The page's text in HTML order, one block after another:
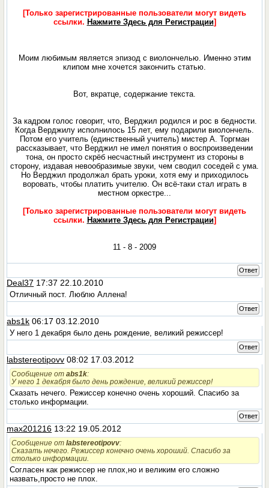
[Только зарегистрированные пользователи могут видеть
ссылки. Нажмите Здесь для Регистрации]
Моим любимым является эпизод с виолончелью. Именно этим
клипом мне хочется закончить статью.
Вот, вкратце, содержание текста.
За кадром голос говорит, что, Верджил родился и рос в бедности.
Когда Верджилу исполнилось 15 лет, ему подарили виолончель.
Потом его учитель (единственный учитель) мистер А. Торгман
рассказывает, что Верджил не имел понятия о воспроизведении
тона, он просто скрёб несчастный инструмент из стороны в
сторону, издавая невообразимые звуки, чем сводил соседей с ума.
Но Верджил продолжал брать уроки, хотя ему и приходилось
воровать, чтобы платить учителю. Он всё-таки стал играть в
местном оркестре...
[Только зарегистрированные пользователи могут видеть
ссылки. Нажмите Здесь для Регистрации]
11 - 8 - 2009
Ответ
Deal37 17:37 22.10.2010
Отличный пост. Люблю Аллена!
Ответ
abs1k 06:17 03.12.2010
У него 1 декабря было день рождение, великий режиссер!
Ответ
labstereotipovv 08:02 17.03.2012
Сообщение отabs1k:
У него 1 декабря было день рождение, великий режиссер!
Сказать нечего. Режиссер конечно очень хороший. Спасибо за
столько информации.
Ответ
max201216 13:22 19.05.2012
Сообщение отlabstereotipovv:
Сказать нечего. Режиссер конечно очень хороший. Спасибо за
столько информации.
Cогласен как режиссер не плох,но и великим его сложно
назвать,просто не плох.